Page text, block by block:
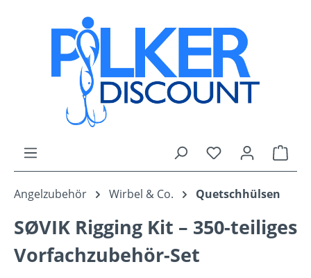
Zum Hauptinhalt springen
Du hast 0
Angelzubehör Wirbel & Co. Quetschhülsen
SØVIK Rigging Kit – 350-teiliges
Vorfachzubehör-Set